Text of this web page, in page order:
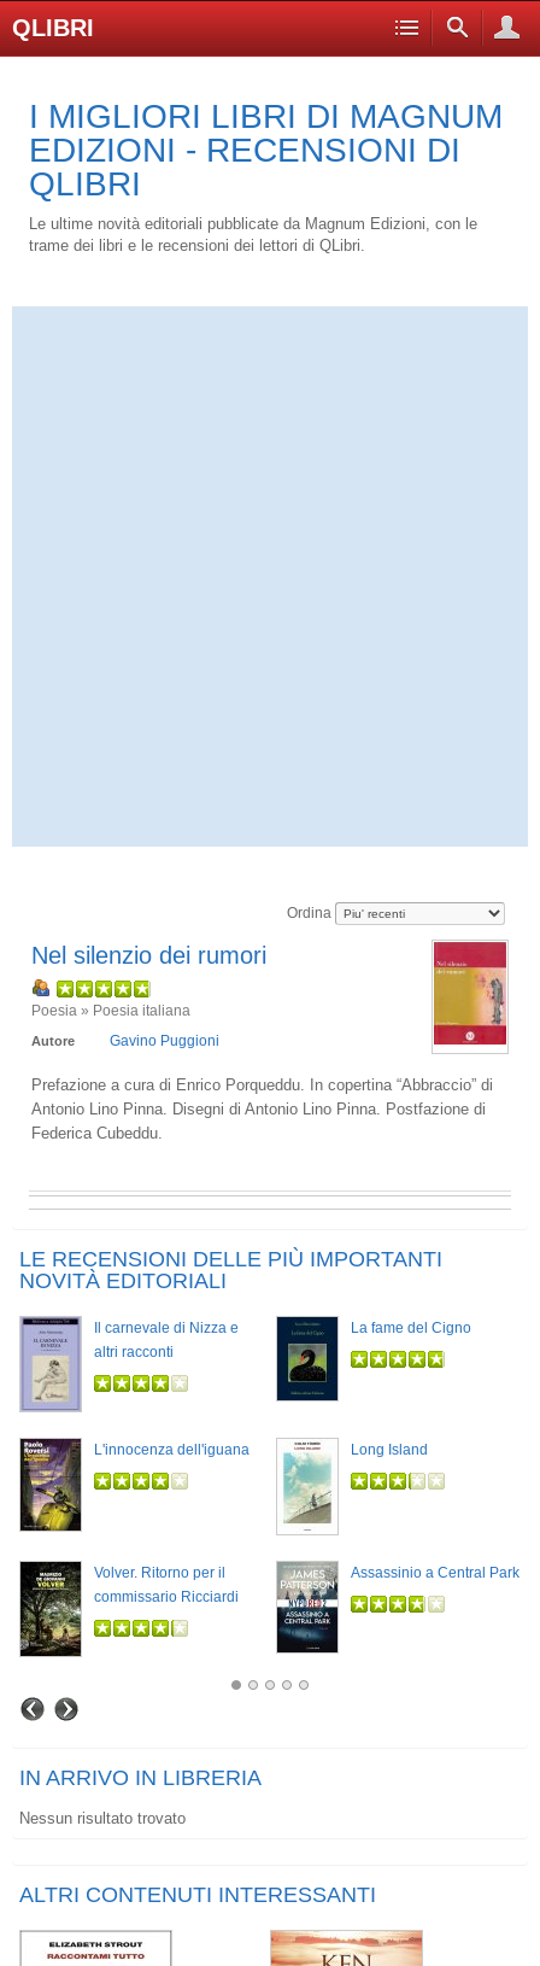
QLIBRI
I MIGLIORI LIBRI DI MAGNUM
EDIZIONI - RECENSIONI DI
QLIBRI
Le ultime novità editoriali pubblicate da Magnum Edizioni, con le
trame dei libri e le recensioni dei lettori di QLibri.
Ordina
Nel silenzio dei rumori
Poesia » Poesia italiana
Autore Gavino Puggioni
Prefazione a cura di Enrico Porqueddu. In copertina “Abbraccio” di
Antonio Lino Pinna. Disegni di Antonio Lino Pinna. Postfazione di
Federica Cubeddu.
LE RECENSIONI DELLE PIÙ IMPORTANTI
NOVITÀ EDITORIALI
Il carnevale di Nizza e
altri racconti
La fame del Cigno
L'innocenza dell'iguana Long Island
Volver. Ritorno per il
commissario Ricciardi
Assassinio a Central Park
IN ARRIVO IN LIBRERIA
Nessun risultato trovato
ALTRI CONTENUTI INTERESSANTI